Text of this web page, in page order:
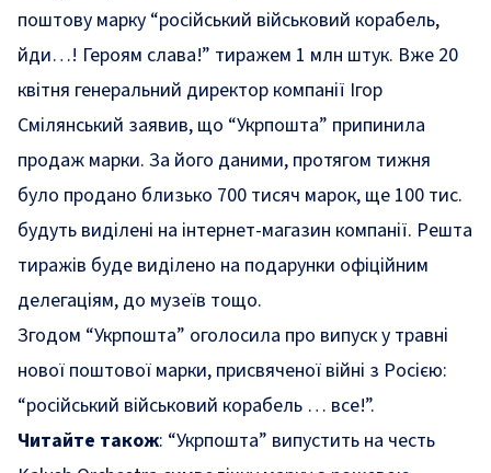
поштову марку “російський військовий корабель,
йди…! Героям слава!” тиражем 1 млн штук. Вже 20
квітня генеральний директор компанії Ігор
Смілянський заявив, що “Укрпошта” припинила
продаж марки. За його даними, протягом тижня
було продано близько 700 тисяч марок, ще 100 тис.
будуть виділені на інтернет-магазин компанії. Решта
тиражів буде виділено на подарунки офіційним
делегаціям, до музеїв тощо.
Згодом “Укрпошта” оголосила про випуск у травні
нової поштової марки, присвяченої війні з Росією:
“російський військовий корабель … все!”.
Читайте також: “Укрпошта” випустить на честь